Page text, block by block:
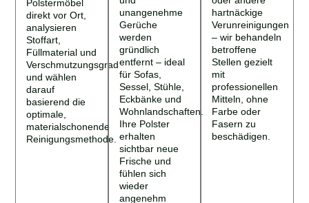
direkt vor Ort,
analysieren
Stoffart,
Füllmaterial und
Verschmutzungsgrad
und wählen
darauf
basierend die
optimale,
materialschonende
Reinigungsmethode.
unangenehme
Gerüche
werden
gründlich
entfernt – ideal
für Sofas,
Sessel, Stühle,
Eckbänke und
Wohnlandschaften.
Ihre Polster
erhalten
sichtbar neue
Frische und
fühlen sich
wieder
angenehm
hartnäckige
Verunreinigungen
– wir behandeln
betroffene
Stellen gezielt
mit
professionellen
Mitteln, ohne
Farbe oder
Fasern zu
beschädigen.